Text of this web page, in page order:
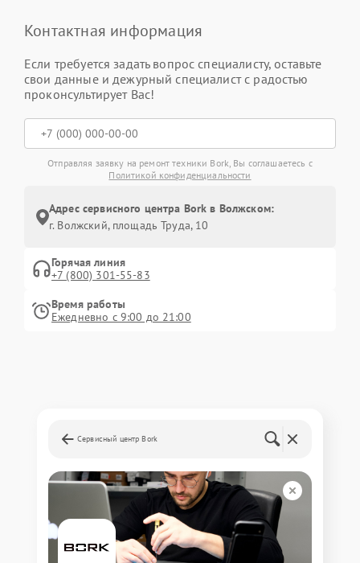
Контактная информация
Если требуется задать вопрос специалисту, оставьте
свои данные и дежурный специалист с радостью
проконсультирует Вас!
Отправляя заявку на ремонт техники Bork, Вы соглашаетесь с
Политикой конфиденциальности
Адрес сервисного центра Bork в Волжском:
г. Волжский, площадь Труда, 10
Горячая линия
+7 (800) 301-55-83
Время работы
Ежедневно с 9:00 до 21:00
Сервисный центр Bork